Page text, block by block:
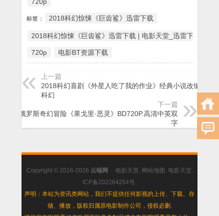
标签： 2018科幻惊悚《巨齿鲨》迅雷下载
2018科幻惊悚《巨齿鲨》迅雷下载 | 电影天堂_迅雷下载_最
720p 电影BT资源下载
上一篇
2018科幻喜剧《外星人吃了我的作业》经典小说改编喜剧
科幻
下一篇
2018俄罗斯奇幻冒险《果戈里·恶灵》BD720P.高清中英双
字
Copyright © 2016-2026 云端网 电影天堂 网站地图 电影天堂
ICP备202264254号
声明：本站为资讯类网站，我们不提供任何影视的上传、下载、存
储、播放，版权归属原电影制作公司，侵权必删.